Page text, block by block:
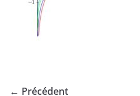
← Précédent